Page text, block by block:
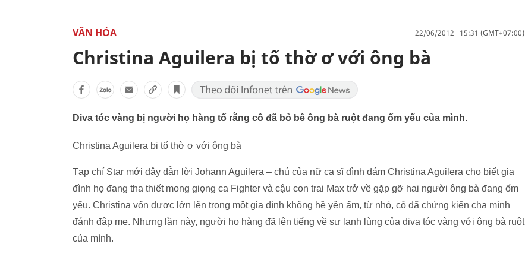
VĂN HÓA 22/06/2012 15:31 (GMT+07:00)
Christina Aguilera bị tố thờ ơ với ông bà
Diva tóc vàng bị người họ hàng tố rằng cô đã bỏ bê ông bà ruột đang ốm yếu của mình.
Christina Aguilera bị tố thờ ơ với ông bà
Tạp chí Star mới đây dẫn lời Johann Aguilera – chú của nữ ca sĩ đình đám Christina Aguilera cho biết gia
đình họ đang tha thiết mong giọng ca Fighter và cậu con trai Max trở về gặp gỡ hai người ông bà đang ốm
yếu. Christina vốn được lớn lên trong một gia đình không hề yên ấm, từ nhỏ, cô đã chứng kiến cha mình
đánh đập mẹ. Nhưng lần này, người họ hàng đã lên tiếng về sự lạnh lùng của diva tóc vàng với ông bà ruột
của mình.